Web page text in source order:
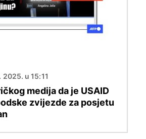
u 15:11
medija da je USAID
zvijezde za posjetu